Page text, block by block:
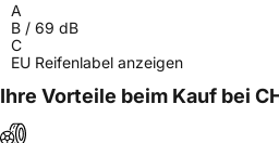
A
B / 69 dB
C
EU Reifenlabel anzeigen
Ihre Vorteile beim Kauf bei